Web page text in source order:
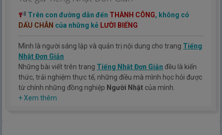
Trên con đường dẫn đến THÀNH CÔNG, không có
DẤU CHÂN của những kẻ LƯỜI BIẾNG
Mình là người sáng lập và quản trị nội dung cho trang Tiếng
Nhật Đơn Giản
Những bài viết trên trang Tiếng Nhật Đơn Giản đều là kiến
thức, trải nghiệm thực tế, những điều mà mình học hỏi được
từ chính những đồng nghiệp Người Nhật của mình.
Hy vọng rằng kinh nghiệm mà mình có được sẽ giúp các bạn
+ Xem thêm